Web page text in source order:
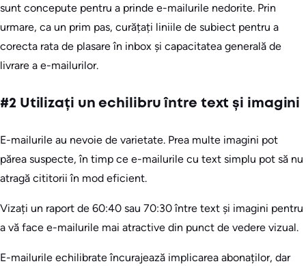
sunt concepute pentru a prinde e-mailurile nedorite. Prin
urmare, ca un prim pas, curățați liniile de subiect pentru a
corecta rata de plasare în inbox și capacitatea generală de
livrare a e-mailurilor.
#2 Utilizați un echilibru între text și imagini
E-mailurile au nevoie de varietate. Prea multe imagini pot
părea suspecte, în timp ce e-mailurile cu text simplu pot să nu
atragă cititorii în mod eficient.
Vizați un raport de 60:40 sau 70:30 între text și imagini pentru
a vă face e-mailurile mai atractive din punct de vedere vizual.
E-mailurile echilibrate încurajează implicarea abonaților, dar